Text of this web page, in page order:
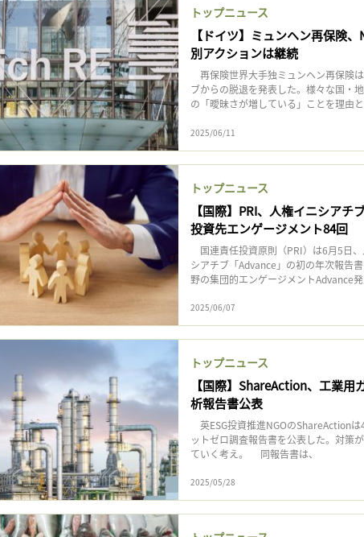
トップニュース
【ドイツ】ミュンヘン再保険
別アクションは継続
再保険世界大手独ミュンヘン再保険
ブからの脱退を発表した。様々な国・
の「曖昧さが増している」ことを理
2025/06/11
トップニュース
【国際】PRI、人権イニシア
投資先エンゲージメント84回
国連責任投資原則（PRI）は6月5日
シアチブ「Advance」の初の年次報告
野の集団的エンゲージメントAdvance
2025/06/07
トップニュース
【国際】ShareAction、工業
析報告書公表
英ESG投資推進NGOのShareAction
ットゼロ調査報告書を公表した。対策
ていく考え。 同報告書は、
2025/05/28